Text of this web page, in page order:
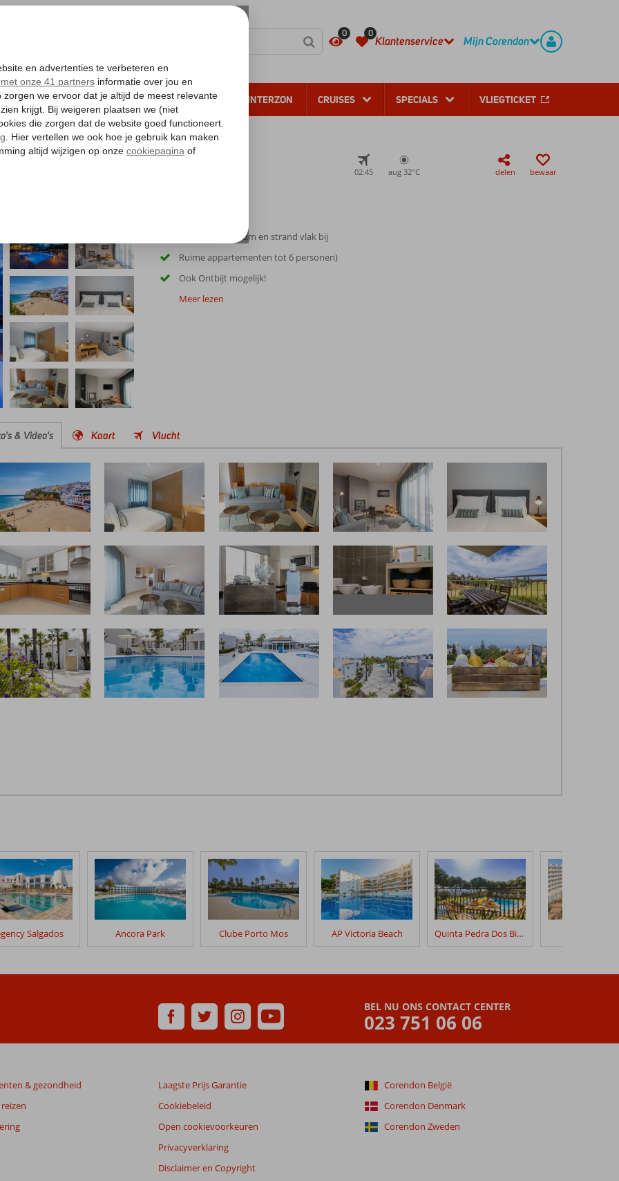
0 0
Klantenservice Mijn Corendon
VERRE REIZEN ALL INCLUSIVE WINTERZON CRUISES SPECIALS VLIEGTICKET
02:45 aug 32°C delen bewaar
Carvoeiro centrum en strand vlak bij
Ruime appartementen tot 6 personen)
Ook Ontbijt mogelijk!
Meer lezen
& Video's Kaart Vlucht
Salgados Ancora Park Clube Porto Mos AP Victoria Beach Quinta Pedra Dos Bicos
BEL NU ONS CONTACT CENTER
023 751 06 06
& gezondheid
Laagste Prijs Garantie
Cookiebeleid
Open cookievoorkeuren
Privacyverklaring
Disclaimer en Copyright
Corendon België
Corendon Denmark
Corendon Zweden